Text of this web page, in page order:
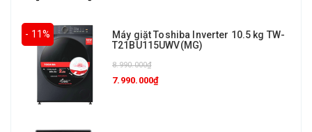
- 11%
Máy giặt Toshiba Inverter 10.5 kg TW-
T21BU115UWV(MG)
8.990.000₫
7.990.000₫